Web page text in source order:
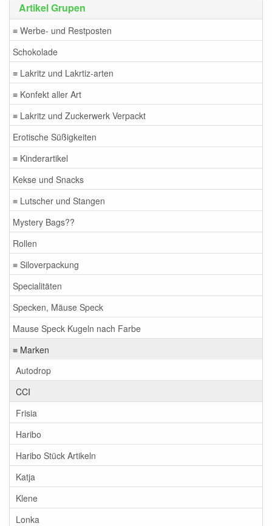
Artikel Grupen
≡ Werbe- und Restposten
Schokolade
≡ Lakritz und Lakrtiz-arten
≡ Konfekt aller Art
≡ Lakritz und Zuckerwerk Verpackt
Erotische Süßigkeiten
≡ Kinderartikel
Kekse und Snacks
≡ Lutscher und Stangen
Mystery Bags??
Rollen
≡ Siloverpackung
Specialitäten
Specken, Mäuse Speck
Mause Speck Kugeln nach Farbe
≡ Marken
Autodrop
CCI
Frisia
Haribo
Haribo Stück Artikeln
Katja
Klene
Lonka